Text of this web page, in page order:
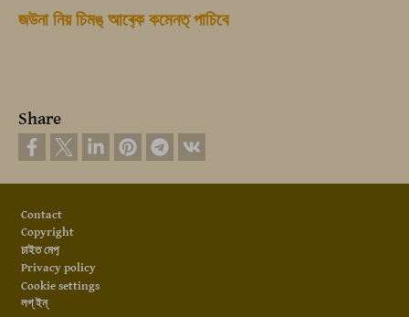
জউনা নিয় চিমঙ‍্ আৰ‍্কে কমেনত‍্ পাচিবে
Share
Contact
Copyright
চাইত মেপ‍্
Privacy policy
Cookie settings
লগ্ ইন্